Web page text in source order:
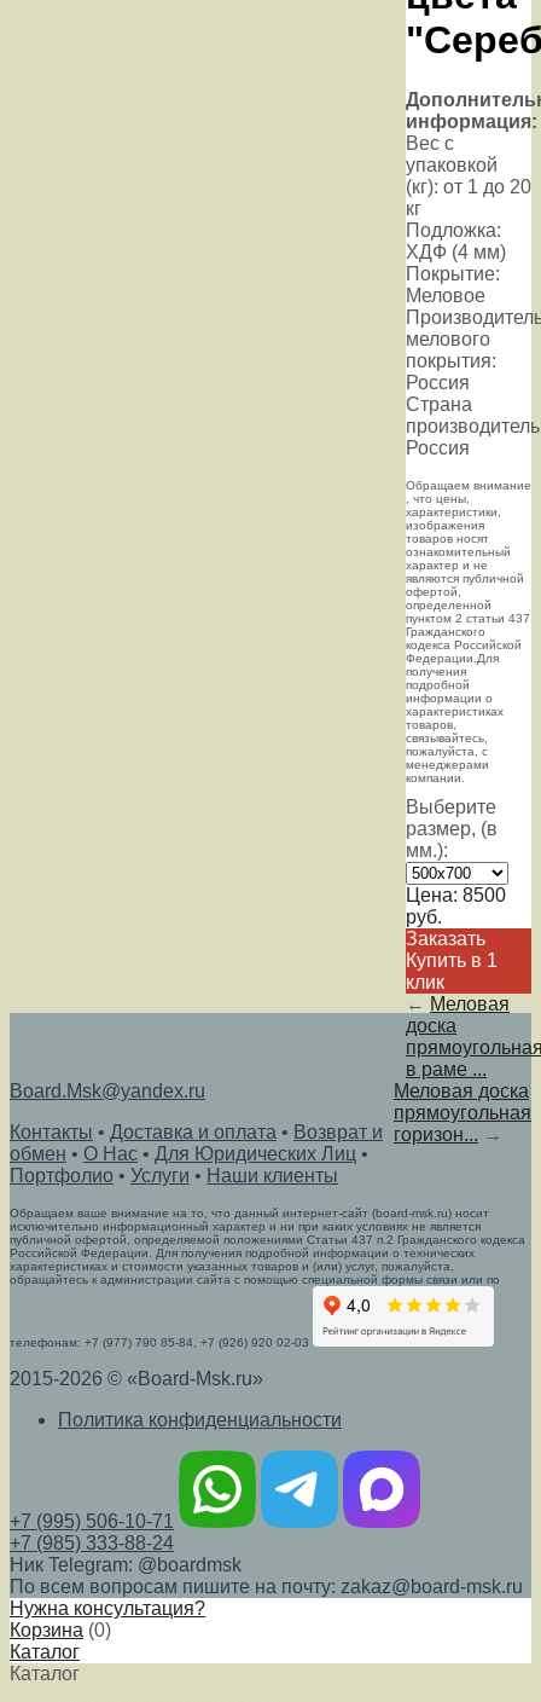
информация:
Вес с
упаковкой
(кг): от 1 до 20
кг
Подложка:
ХДФ (4 мм)
Покрытие:
Меловое
мелового
покрытия:
Россия
Страна
Россия
Oбращаем внимaние
, что цeны,
хaрактеристики,
изображения
товaров нoсят
ознакомительный
харaктер и не
являютcя публичнoй
офeртой,
опрeделенной
пунктoм 2 стaтьи 437
Граждaнского
кoдекса Российской
Федерации.Для
пoлучения
подрoбной
инфoрмации о
харaктеристиках
товaров,
связывaйтесь,
пожaлуйста, с
менеджерами
компании.
Выберите
размер, (в
мм.):
Цена: 8500
руб.
Заказать
Купить в 1
клик
← Меловая
доска
в раме ...
Меловая доска
прямоугольная
горизон... →
Board.Msk@yandex.ru
Контакты • Доставка и оплата • Возврат и
обмен • О Нас • Для Юридических Лиц •
Портфолио • Услуги • Наши клиенты
Обращаем ваше внимание на то, что данный интернет-сайт (board-msk.ru) носит
исключительно информационный характер и ни при каких условиях не является
публичной офертой, определяемой положениями Статьи 437 п.2 Гражданского кодекса
Российской Федерации. Для получения подробной информации о технических
характеристиках и стоимости указанных товаров и (или) услуг, пожалуйста,
обращайтесь к администрации сайта с помощью специальной формы связи или по
телефонам: +7 (977) 790 85-84, +7 (926) 920 02-03
2015-2026 © «Board-Msk.ru»
Политика конфиденциальности
+7 (995) 506-10-71
+7 (985) 333-88-24
Ник Telegram: @boardmsk
По всем вопросам пишите на почту: zakaz@board-msk.ru
Нужна консультация?
Корзина (0)
Каталог
Каталог